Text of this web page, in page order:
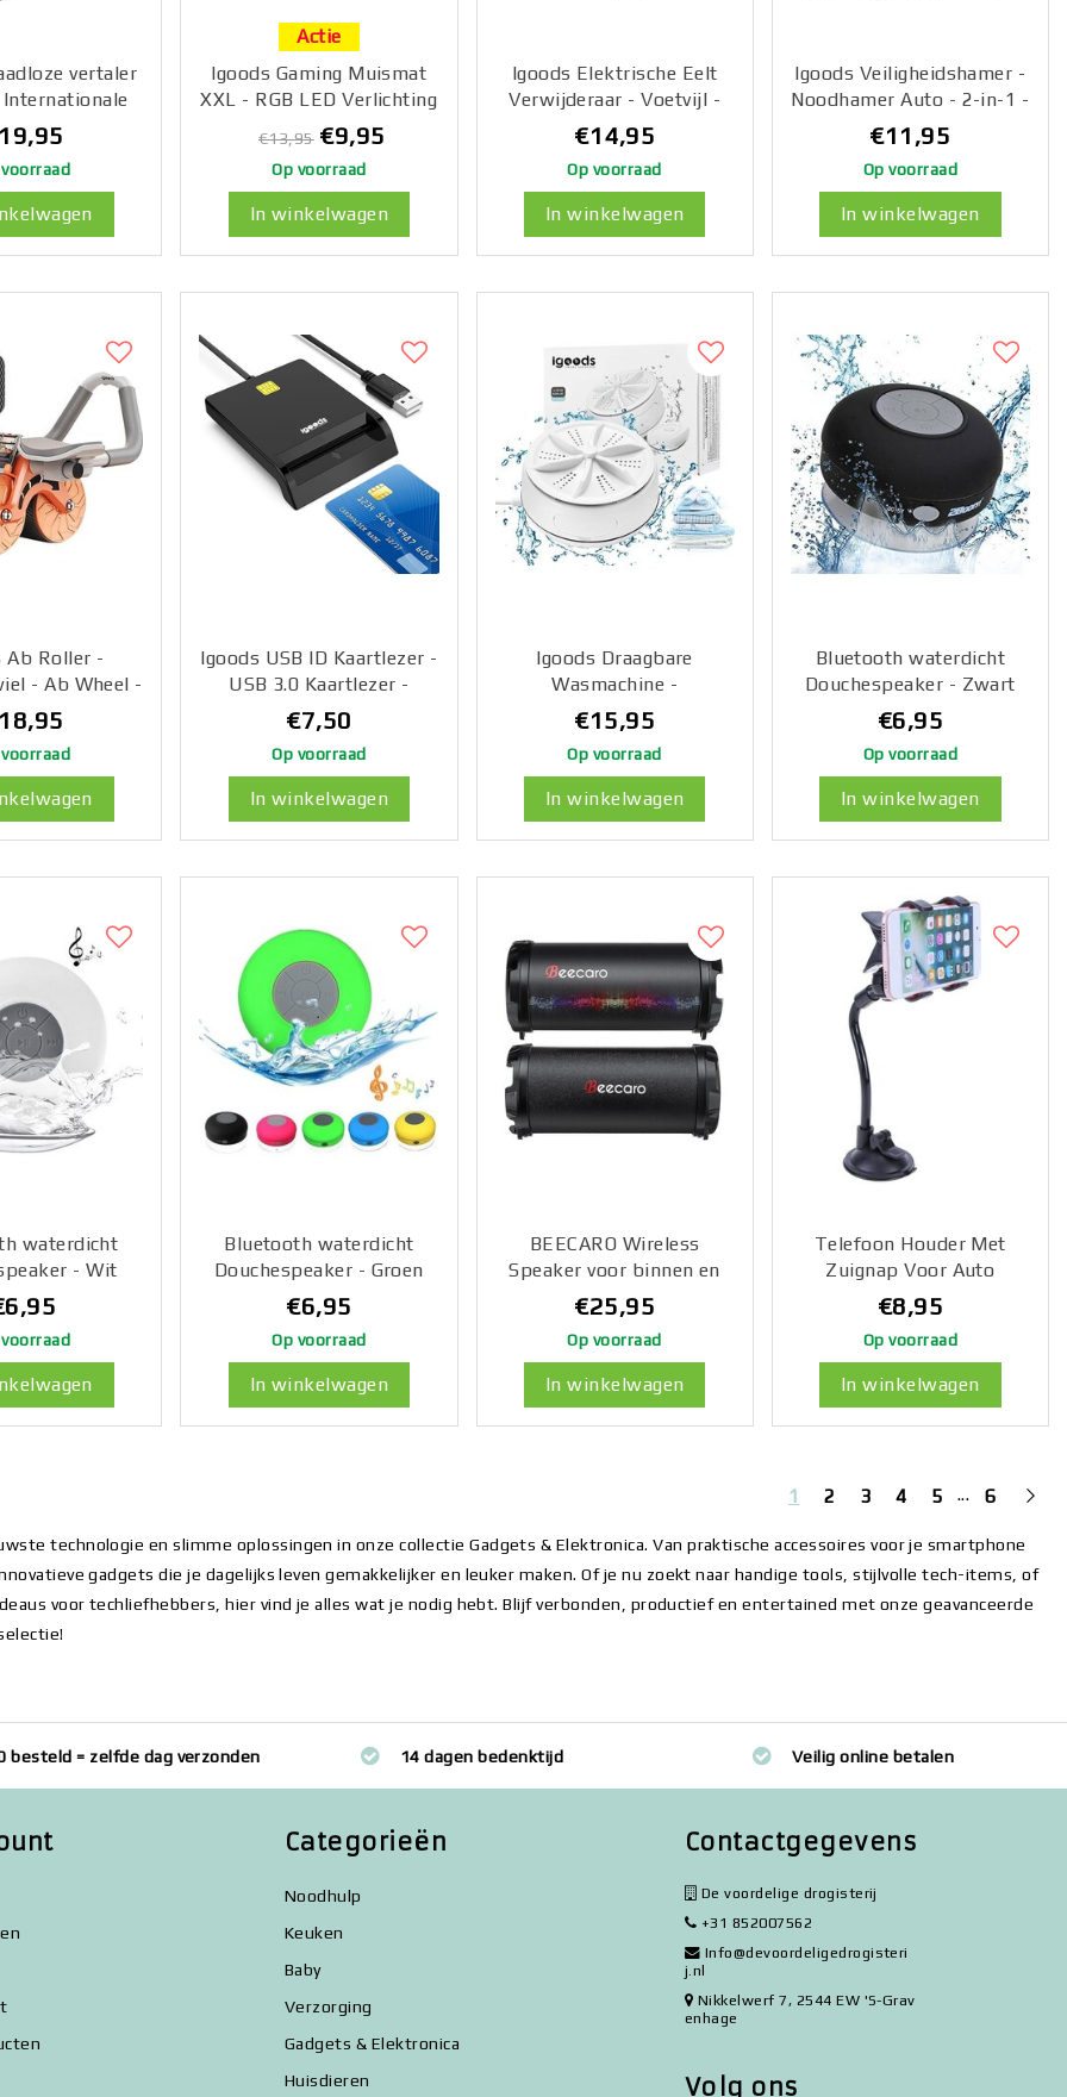
vertaler
- 3-in-1 -
Foto - Met
- Zwart
voorraad
Actie
Igoods Gaming Muismat
XXL - RGB LED Verlichting
- Anti-Slip
€13,95 €9,95
Op voorraad
In winkelwagen
Igoods Elektrische Eelt
Verwijderaar - Voetvijl -
Krachtige Motor 2500rpm
- Geïntegreerde
Zuigfunctie - Usb
Oplaadbaar - 3 Vijlschijven
€14,95
Op voorraad
In winkelwagen
Igoods Veiligheidshamer -
Noodhamer Auto - 2-in-1 -
Gordelsnijder - Safety
Hammer - Raambreker -
Zwart
€11,95
Op voorraad
In winkelwagen
Ab Roller -
- Ab Wheel -
met
- Voor
Thuis
voorraad
Igoods USB ID Kaartlezer -
USB 3.0 Kaartlezer -
Smartkaart Lezer - ID Card
Reader - Credit Card Lezer
- Zwart
€7,50
Op voorraad
In winkelwagen
Igoods Draagbare
Wasmachine -
Vlekkenverwijderaar -
Mini Wasmachine - 4
Versnellingen - UV
Reiniging - 2kg Opslag
€15,95
Op voorraad
In winkelwagen
Bluetooth waterdicht
Douchespeaker - Zwart
€6,95
Op voorraad
In winkelwagen
waterdicht
- Wit
voorraad
Bluetooth waterdicht
Douchespeaker - Groen
€6,95
Op voorraad
In winkelwagen
BEECARO Wireless
Speaker voor binnen en
buiten - Draadloos - Rond
S11F
€25,95
Op voorraad
In winkelwagen
Telefoon Houder Met
Zuignap Voor Auto
€8,95
Op voorraad
In winkelwagen
1 2 3 4 5 ... 6
technologie en slimme oplossingen in onze collectie Gadgets & Elektronica. Van praktische accessoires voor je smartphone
gadgets die je dagelijks leven gemakkelijker en leuker maken. Of je nu zoekt naar handige tools, stijlvolle tech-items, of
voor techliefhebbers, hier vind je alles wat je nodig hebt. Blijf verbonden, productief en entertained met onze geavanceerde
besteld = zelfde dag verzonden 14 dagen bedenktijd Veilig online betalen
Categorieën
Noodhulp
Keuken
Baby
Verzorging
Gadgets & Elektronica
Huisdieren
Contactgegevens
De voordelige drogisterij
+31 852007562
Info@devoordeligedrogisteri
j.nl
Nikkelwerf 7, 2544 EW 'S-Grav
enhage
Volg ons